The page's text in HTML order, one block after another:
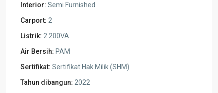
Interior: Semi Furnished
Carport: 2
Listrik: 2.200VA
Air Bersih: PAM
Sertifikat: Sertifikat Hak Milik (SHM)
Tahun dibangun: 2022